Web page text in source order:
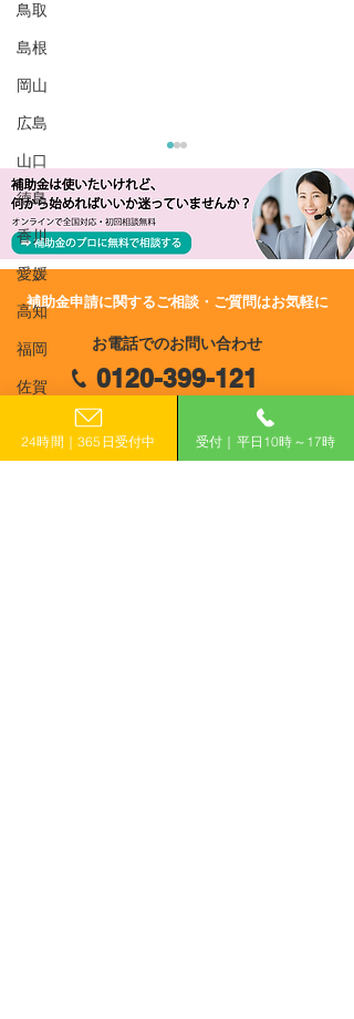
鳥取
島根
岡山
広島
山口
徳島
香川
愛媛
高知
福岡
佐賀
熊本
業用自家消費型太陽光発
電設備等導入支援事業費
補助金
​補助金申請に関するご相談・ご質問はお気軽に
お電話でのお問い合わせ
0120-399-121
（平日10:00−17:00）
24時間｜365日受付中 受付｜平日10時～17時